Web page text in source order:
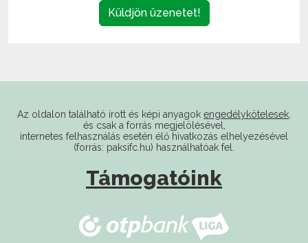
internetes felhasználás esetén élő hivatkozás elhelyezésével
(forrás: paksifc.hu) használhatóak fel.
Támogatóink